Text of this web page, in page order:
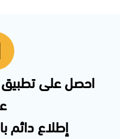
احصل على
إطلاع دائم